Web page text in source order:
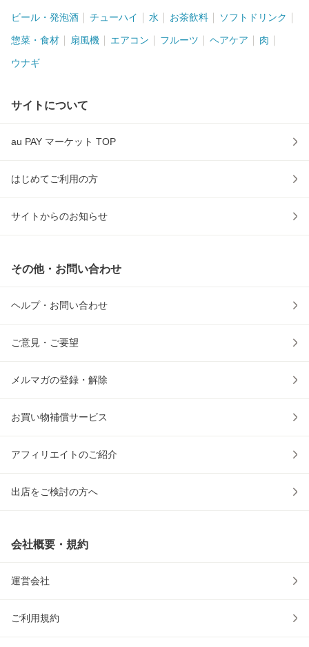
ビール・発泡酒 チューハイ 水 お茶飲料 ソフトドリンク
惣菜・食材 扇風機 エアコン フルーツ ヘアケア 肉
ウナギ
サイトについて
au PAY マーケット TOP
はじめてご利用の方
サイトからのお知らせ
その他・お問い合わせ
ヘルプ・お問い合わせ
ご意見・ご要望
メルマガの登録・解除
お買い物補償サービス
アフィリエイトのご紹介
出店をご検討の方へ
会社概要・規約
運営会社
ご利用規約